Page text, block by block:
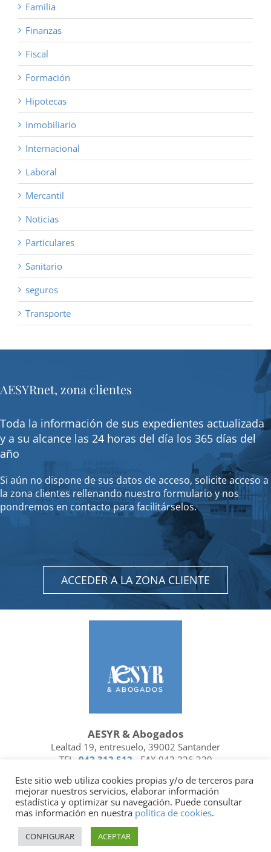
Familia
Finanzas
Fiscal
Formación
Hipotecas
Inmobiliario
Internacional
Laboral
Mercantil
Noticias
Particulares
Sanitario
seguros
Transporte
AESYRnet, zona clientes
Toda la información de sus expedientes actualizada
y a su alcance las 24 horas del día los 365 días del
año
Si aún no dispone de sus datos de acceso, solicite acceso a
la zona clientes rellenando nuestro formulario y nos
pondremos en contacto para facilitárselos.
ACCEDER A LA ZONA CLIENTE
AESYR & Abogados
Lealtad 19, entresuelo, 39002 Santander
TEL. 942 312 512 - FAX 942 226 329
FacebookLinkedin
Socio de | Miembro de
Política de privacidad
Este sitio web utiliza cookies propias y/o de terceros para
mejorar nuestros servicios, elaborar información
estadística y optimizar su navegación. Puede consultar
mas información en nuestra política de cookies.
CONFIGURAR ACEPTAR